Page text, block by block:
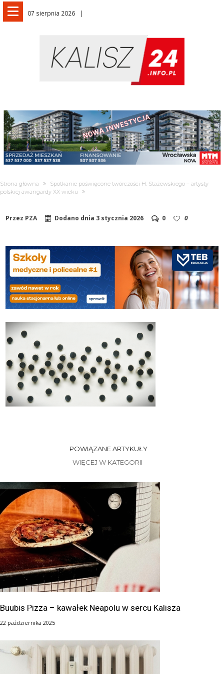
07 sierpnia 2026
Strona główna
Spotkanie poświęcone twórczości H. Stażewskiego – artysty
polskiej awangardy XX wieku
Przez PZA Dodano dnia 3 stycznia 2026 0 0
POWIĄZANE ARTYKUŁY
WIĘCEJ W KATEGORII
Buubis Pizza – kawałek Neapolu w sercu Kalisza
22 października 2025